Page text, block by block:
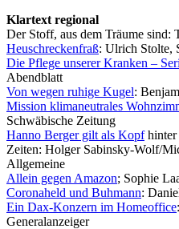
Klartext regional
Der Stoff, aus dem Träume sind:
Heuschreckenfraß: Ulrich Stolte,
Die Pflege unserer Kranken –
Abendblatt
Von wegen ruhige Kugel:
Mission klimaneutrales
Schwäbische Zeitung
Hanno Berger gilt als Kopfhinter
Zeiten: Holger Sabinsky-Wolf/
Allgemeine
Allein gegen Amazon; Sophie
Coronaheld und Buhmann:
Ein Dax-Konzern im Homeoffice
Generalanzeiger